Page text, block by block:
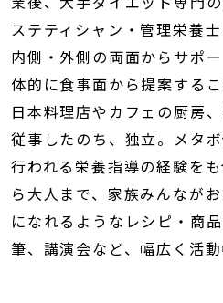
ステティシャン・管理栄養
内側・外側の両面からサポ
体的に食事面から提案する
日本料理店やカフェの厨房
従事したのち、独立。メタ
行われる栄養指導の経験を
ら大人まで、家族みんなが
になれるようなレシピ・商
筆、講演会など、幅広く活動